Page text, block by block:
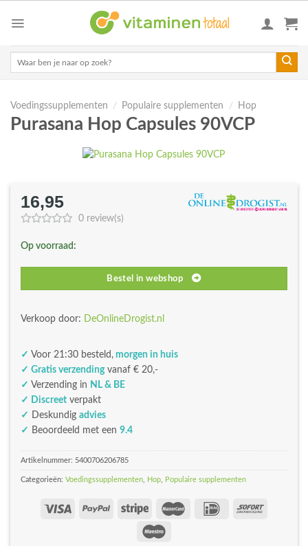
Voedingssupplementen / Populaire supplementen / Hop
Purasana Hop Capsules 90VCP
16,95
0 review(s)
Op voorraad:
Bestel in webshop
Verkoop door: DeOnlineDrogist.nl
✓ Voor 21:30 besteld, morgen in huis
✓ Gratis verzendingvanaf € 20,-
✓ Verzending in NL & BE
✓ Discreet verpakt
✓ Deskundig advies
✓ Beoordeeld met een 9.4
Artikelnummer: 5400706206785
Categorieën: Voedingssupplementen, Hop, Populaire supplementen